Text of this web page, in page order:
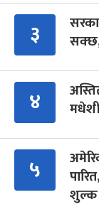
३
सक्छ,
४
५
शुल्क